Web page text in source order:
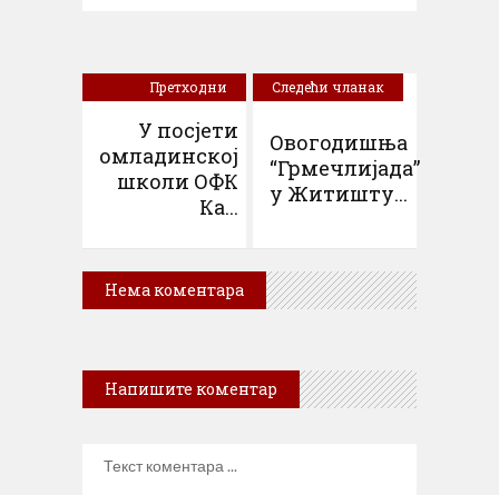
Претходни
У посјети
омладинској
школи ОФК
Ка...
Следећи чланак
Овогодишња
“Грмечлијада”
у Житишту...
Нема коментара
Напишите коментар